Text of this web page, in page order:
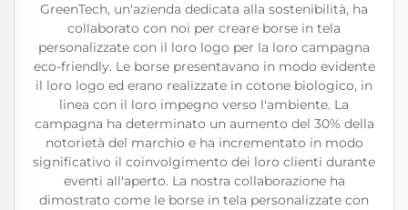
GreenTech, un'azienda dedicata alla sostenibilità, ha
collaborato con noi per creare borse in tela
personalizzate con il loro logo per la loro campagna
eco-friendly. Le borse presentavano in modo evidente
il loro logo ed erano realizzate in cotone biologico, in
linea con il loro impegno verso l'ambiente. La
campagna ha determinato un aumento del 30% della
notorietà del marchio e ha incrementato in modo
significativo il coinvolgimento dei loro clienti durante
eventi all'aperto. La nostra collaborazione ha
dimostrato come le borse in tela personalizzate con